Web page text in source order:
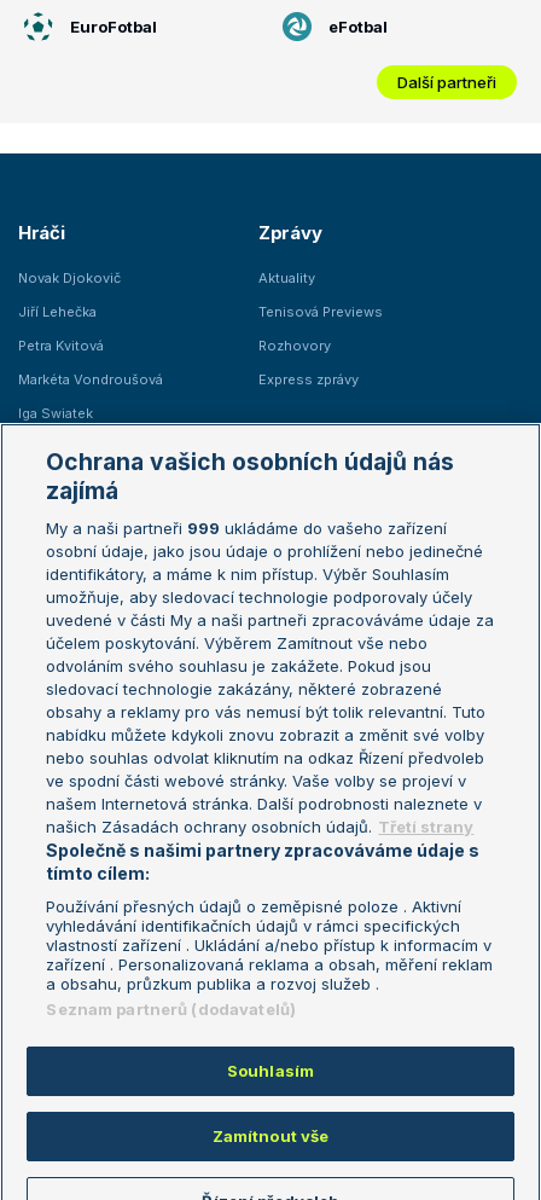
EuroFotbal eFotbal
Další partneři
Hráči
Novak Djokovič
Jiří Lehečka
Petra Kvitová
Markéta Vondroušová
Iga Swiatek
Zprávy
Aktuality
Tenisová Previews
Rozhovory
Express zprávy
Žebříčky
Žebříček ATP (muži)
Žebříček WTA (ženy)
Sázkařský žebříček
Australian Open
French Open
Wimbledon
US Open
Turnaj mistrů
Turnaj mistryň
Aktualní trendy
Fotbalové přestupy
Livesport Daily
LS Prague Open
Podmínky užití
Nastavení soukromí
GDPR a žurnalistika
Reklama
Kontakt
Informace o zpracování osobních
údajů
Copyright © 2008-2026 TenisPortal.cz. Využíváme zpravodajství ČTK.
Ochrana vašich osobních údajů nás
zajímá
My a naši partneři 999 ukládáme do vašeho zařízení
osobní údaje, jako jsou údaje o prohlížení nebo jedinečné
identifikátory, a máme k nim přístup. Výběr Souhlasím
umožňuje, aby sledovací technologie podporovaly účely
uvedené v části My a naši partneři zpracováváme údaje za
účelem poskytování. Výběrem Zamítnout vše nebo
odvoláním svého souhlasu je zakážete. Pokud jsou
sledovací technologie zakázány, některé zobrazené
obsahy a reklamy pro vás nemusí být tolik relevantní. Tuto
nabídku můžete kdykoli znovu zobrazit a změnit své volby
nebo souhlas odvolat kliknutím na odkaz Řízení předvoleb
ve spodní části webové stránky. Vaše volby se projeví v
našem Internetová stránka. Další podrobnosti naleznete v
našich Zásadách ochrany osobních údajů. Třetí strany
Společně s našimi partnery zpracováváme údaje s
tímto cílem:
Používání přesných údajů o zeměpisné poloze . Aktivní
vyhledávání identifikačních údajů v rámci specifických
vlastností zařízení . Ukládání a/nebo přístup k informacím v
zařízení . Personalizovaná reklama a obsah, měření reklam
a obsahu, průzkum publika a rozvoj služeb .
Seznam partnerů (dodavatelů)
Souhlasím
Zamítnout vše